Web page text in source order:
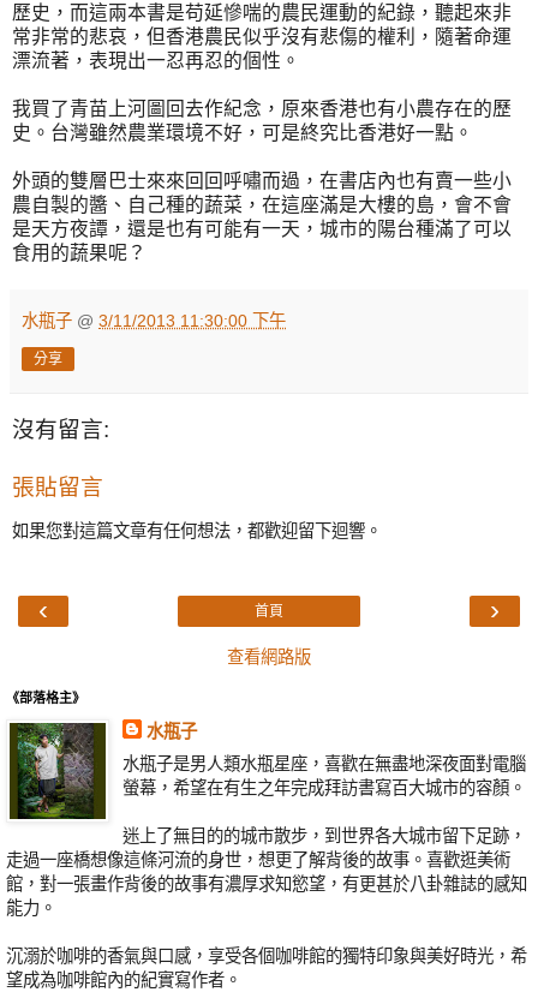
歷史，而這兩本書是苟延慘喘的農民運動的紀錄，聽起來非
常非常的悲哀，但香港農民似乎沒有悲傷的權利，隨著命運
漂流著，表現出一忍再忍的個性。
我買了青苗上河圖回去作紀念，原來香港也有小農存在的歷
史。台灣雖然農業環境不好，可是終究比香港好一點。
外頭的雙層巴士來來回回呼嘯而過，在書店內也有賣一些小
農自製的醬、自己種的蔬菜，在這座滿是大樓的島，會不會
是天方夜譚，還是也有可能有一天，城市的陽台種滿了可以
食用的蔬果呢？
水瓶子 @ 3/11/2013 11:30:00 下午
分享
沒有留言:
張貼留言
如果您對這篇文章有任何想法，都歡迎留下迴響。
‹ ›
首頁
查看網路版
《部落格主》
水瓶子
水瓶子是男人類水瓶星座，喜歡在無盡地深夜面對電腦
螢幕，希望在有生之年完成拜訪書寫百大城市的容顏。
迷上了無目的的城市散步，到世界各大城市留下足跡，
走過一座橋想像這條河流的身世，想更了解背後的故事。喜歡逛美術
館，對一張畫作背後的故事有濃厚求知慾望，有更甚於八卦雜誌的感知
能力。
沉溺於咖啡的香氣與口感，享受各個咖啡館的獨特印象與美好時光，希
望成為咖啡館內的紀實寫作者。